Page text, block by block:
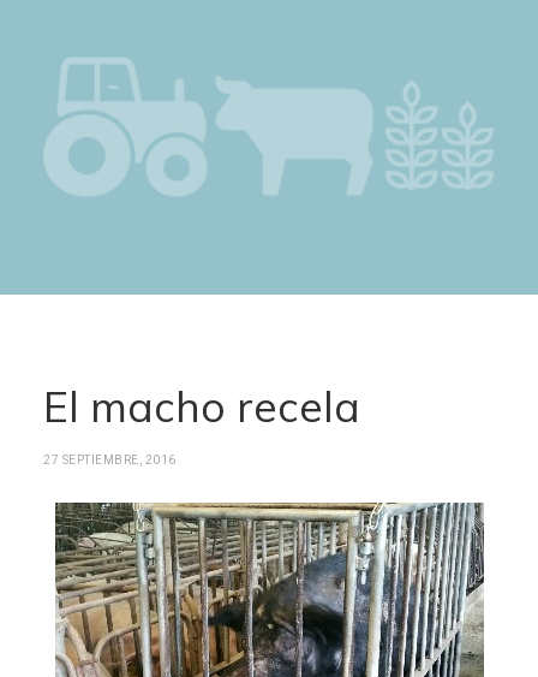
El macho recela
27 SEPTIEMBRE, 2016